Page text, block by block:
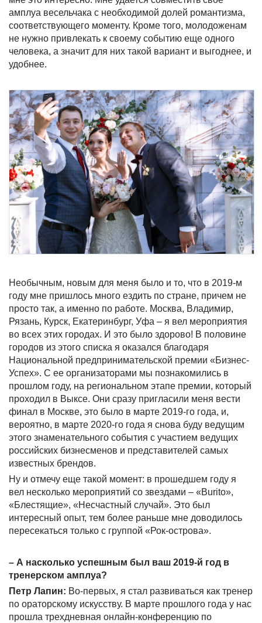
амплуа весельчака с необходимой долей романтизма,
соответствующего моменту. Кроме того, молодоженам
не нужно привлекать к своему событию еще одного
человека, а значит для них такой вариант и выгоднее, и
удобнее.
Необычным, новым для меня было и то, что в 2019-м
году мне пришлось много ездить по стране, причем не
просто так, а именно по работе. Москва, Владимир,
Рязань, Курск, Екатеринбург, Уфа – я вел мероприятия
во всех этих городах. И это было здорово! В половине
городов из этого списка я оказался благодаря
Национальной предпринимательской премии «Бизнес-
Успех». С ее организаторами мы познакомились в
прошлом году, на региональном этапе премии, который
проходил в Выксе. Они сразу пригласили меня вести
финал в Москве, это было в марте 2019-го года, и,
вероятно, в марте 2020-го года я снова буду ведущим
этого знаменательного события с участием ведущих
российских бизнесменов и представителей самых
известных брендов.
Ну и отмечу еще такой момент: в прошедшем году я
вел несколько мероприятий со звездами – «Burito»,
«Блестящие», «Несчастный случай». Это был
интересный опыт, тем более раньше мне доводилось
пересекаться только с группой «Рок-острова».
– А насколько успешным был ваш 2019-й год в
тренерском амплуа?
Петр Лапин: Во-первых, я стал развиваться как тренер
по ораторскому искусству. В марте прошлого года у нас
прошла трехдневная онлайн-конференцию по